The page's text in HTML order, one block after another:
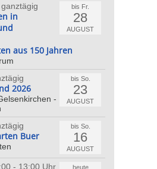
bis Fr.
28
AUGUST
in
aus 150 Jahren
bis So.
23
AUGUST
2026
-
bis So.
16
AUGUST
Buer
heute
- 13:00 Uhr